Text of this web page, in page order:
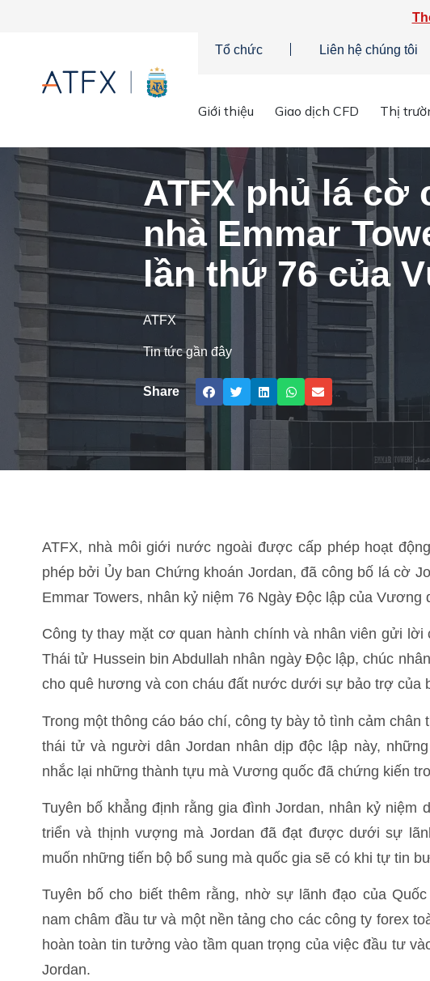
Tổ chức Liên hệ chúng tôi
Giới thiệu Giao dịch CFD Thị
Trang chủ » Tin tức công ty
ATFX phủ lá cờ
nhà Emmar
lần thứ 76 của
ATFX
Tin tức gần đây
Share
ATFX, nhà môi giới nước ngoài được cấp phép hoạt
phép bởi Ủy ban Chứng khoán Jordan, đã công bố lá cờ
Emmar Towers, nhân kỷ niệm 76 Ngày Độc lập của Vương
Công ty thay mặt cơ quan hành chính và nhân viên gửi
Thái tử Hussein bin Abdullah nhân ngày Độc lập, chúc
cho quê hương và con cháu đất nước dưới sự bảo trợ của
Trong một thông cáo báo chí, công ty bày tỏ tình cảm
thái tử và người dân Jordan nhân dịp độc lập này,
nhắc lại những thành tựu mà Vương quốc đã chứng kiến
Tuyên bố khẳng định rằng gia đình Jordan, nhân kỷ
triển và thịnh vượng mà Jordan đã đạt được dưới sự
muốn những tiến bộ bổ sung mà quốc gia sẽ có khi tự tin
Tuyên bố cho biết thêm rằng, nhờ sự lãnh đạo của
nam châm đầu tư và một nền tảng cho các công ty forex
hoàn toàn tin tưởng vào tầm quan trọng của việc đầu tư
Jordan.